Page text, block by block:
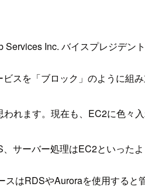
Inc. バイスプレジデン
スを「ブロック」のように
れます。現在も、EC2に色々
ーバー処理はEC2といった
はRDSやAuroraを使用すると